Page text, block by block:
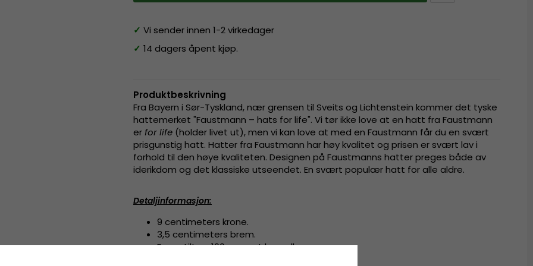
✓ Vi sender innen 1-2 virkedager
✓ 14 dagers åpent kjøp.
Produktbeskrivning
Fra Bayern i Sør-Tyskland, nær grensen til Sveits og Lichtenstein kommer det tyske
hattemerket "Faustmann – hats for life". Vi tør ikke love at en hatt fra Faustmann
erfor life (holder livet ut), men vi kan love at med en Faustmann får du en svært
prisgunstig hatt. Hatter fra Faustmann har høy kvalitet og prisen er svært lav i
forhold til den høye kvaliteten. Designen på Faustmanns hatter preges både av
iderikdom og det klassiske utseendet. En svært populær hatt for alle aldre.
Detaljinformasjon:
9 centimeters krone.
3,5 centimeters brem.
Fremstilt av100 prosent bomull.